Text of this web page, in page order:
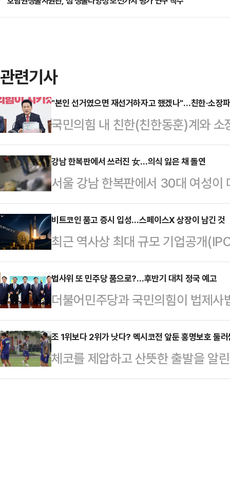
관련기사
"본인 선거였으면 재선거하자고 했겠나"…친한·소장
국민의힘 내 친한(친한동훈)계와
밟기 위한 당 지도부의 전국 6개 지
친한계 박정훈 국민의힘 의원은 16
거가 끝난 지 14일 만에 해야 하기
원들 의견은 들어야 했다"며 "의원
이지만 당 지도부는 민심과 다르게
과 맞는지 스크린 하는 과정이 필
다르게 장…
강남 한복판에서 쓰러진 女…의식 잃은 채 돌연
서울 강남 한복판에서 30대 여성이
찰이 수사에 착수했다.15일 MBC
관리법 위반 혐의를 받는 30대 여
씨는 전날 오후 10시쯤 서울 서초
상태로 발견됐다.당시 A씨가 들고
병 여러 개가 쏟아져 나왔으며 해당
다. 쇼핑백 안에는 주사기도 함께
신고한 시민은…
비트코인 품고 증시 입성…스페이스X 상장이 남긴 것
최근 역사상 최대 규모 기업공개
계의 관심이 높아지고 있다.단순히
것이 아니라 우주·위성 사업을 영
을 재무자산으로 보유한 채 상장했
가상자산업계에 따르면 스페이스
유하고 있다고 공개했다.현재 시세
모다.시장에서는 보유 규모 자체보
다.그동안 기업…
법사위 또 민주당 품으로?…후반기 대치 정국 예고
더불어민주당과 국민의힘이 법제
민주당이 다수 의석을 앞세워 이번
이 나온다. 이에 따라 국회 후반기
이를 저지하려는 국민의힘이 맞서
병도 원내대표는 15일 최고위원회
조 1위보다 2위가 낫다? 멕시코전 앞둔 홍명보호 둘
체코를 제압하고 산뜻한 출발을 알
졌다.홍명보 감독이 이끄는 축구대